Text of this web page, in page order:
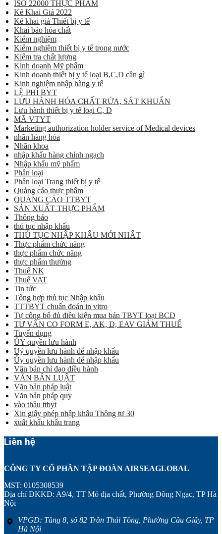
ISO 22000 THỰC PHẨM
Kê Khai Giá 2022
Kê khai giá Thiết bị y tế
Khai báo hóa chất
Kiểm nghiệm
Kiểm nghiệm thiết bị y tế trong nước
Kiểm tra chất lượng
Kinh doanh Mỹ phẩm
Kinh doanh thiết bị y tế loại B,C,D cần gì
Kinh nghiệm nhập hàng y tế
LỆ PHÍ BYT
LƯU HÀNH HÓA CHẤT RỬA, SÁT KHUẨN
Lưu hành thiết bị y tế loại C, D
MÃ VTYT
Marketing authorization holder service of Medical devices
nhãn hàng hóa
Nhãn khoa
nhập khẩu hàng chính ngạch
Nhập khẩu mỹ phẩm
Phân loại
Phân loại Trang thiết bị y tế
Quảng cáo thực phẩm
QUẢNG CÁO TTBYT
SẢN XUẤT THỰC PHẨM
Thông báo
thủ tục nhập khẩu
THỦ TỤC NHẬP KHẨU MỚI NHẤT
Thực phẩm chức năng
thực phẩm chức năng
thực phẩm thường
Thuế NK
Thuế VAT
Tin tức
Tổng hợp thủ tục Nhập khẩu
TTTBYT chuẩn đoán in vitro
Tự công bố đủ điều kiện mua bán TBYT loại BCD
TƯ VẤN CO FORM E, AK, D, EAV GIẢM THUẾ
Tuyển dụng
ỦY quyền lưu hành
Uỷ quyền lưu hành để nhập khẩu
Ủy quyền lưu hành để nhập khẩu
Văn bản chỉ đạo điều hành
VĂN BẢN LUẬT
Văn bản pháp luật
Văn bản pháp quy
vào thầu ttbyt
Xin giấy phép nhập khẩu Thông tư 30
xuất khẩu khẩu trang
Liên hệ
CÔNG TY CỔ PHẦN TẬP ĐOÀN AIRSEAGLOBAL
MST: 0105308539
Địa chỉ ĐKKD: A9/4, TT Mỏ địa chất, Phường Đông Ngạc, TP Hà
Nội
VPGD: Tầng 8, số 82 Trần Thái Tông, Phường Cầu Giấy, TP
Hà Nội